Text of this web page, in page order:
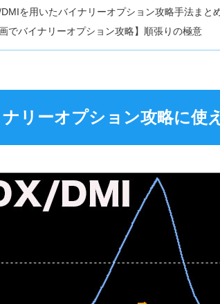
を用いたバイナリーオプション攻略手法まと
画でバイナリーオプション攻略】順張りの極意
リーオプション攻略に使